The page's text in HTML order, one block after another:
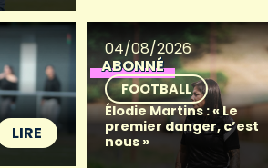
LIRE
04/08/2026
ABONNÉ
FOOTBALL
Élodie Martins : « Le
premier danger, c’est
nous »